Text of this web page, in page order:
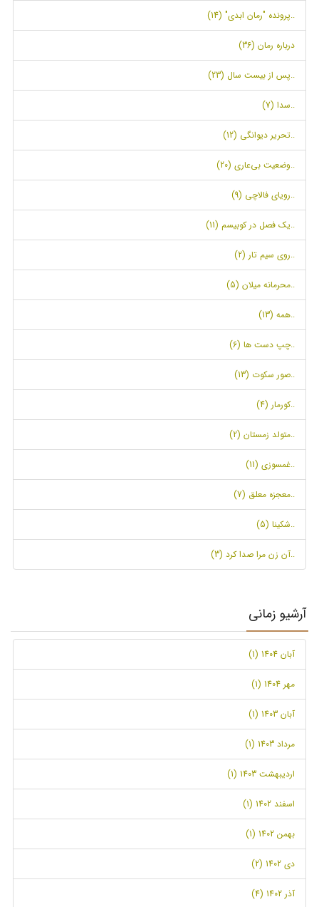
..پرونده "رمان ابدی" (14)
درباره رمان (36)
..پس از بیست سال (23)
..سدا (7)
..تحریر دیوانگی (12)
..وضعیت بی‌عاری (20)
..رویای فالاچی (9)
..یک فصل در کوبیسم (11)
..روی سیم تار (2)
..محرمانه میلان (5)
..همه (13)
..چپ دست ها (6)
..صور سکوت (13)
..کورمار (4)
..متولد زمستان (2)
..غمسوزی (11)
..معجزه معلق (7)
..شکینا (5)
..آن زن مرا صدا کرد (3)
آرشیو زمانی
آبان 1404 (1)
مهر 1404 (1)
آبان 1403 (1)
مرداد 1403 (1)
اردیبهشت 1403 (1)
اسفند 1402 (1)
بهمن 1402 (1)
دی 1402 (2)
آذر 1402 (4)